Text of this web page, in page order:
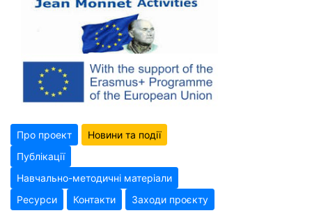
Про проект
Новини та події
Публікації
Навчально-методичні матеріали
Ресурси
Контакти Заходи проєкту